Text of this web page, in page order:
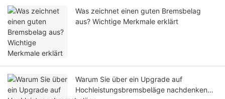
Was zeichnet einen guten Bremsbelag
aus? Wichtige Merkmale erklärt
Warum Sie über ein Upgrade auf
Hochleistungsbremsbeläge nachdenken